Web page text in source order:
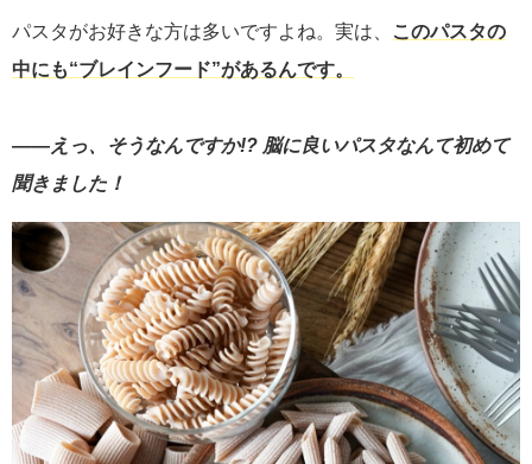
パスタがお好きな方は多いですよね。実は、
このパスタの
中にも“ブレインフード”があるんです。
――えっ、そうなんですか!? 脳に良いパスタなんて初めて
聞きました！